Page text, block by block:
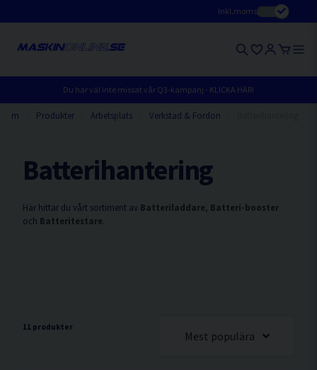
Inkl.moms
Du har väl inte missat vår Q3-kampanj - KLICKA HÄR!
Hem Produkter Arbetsplats Verkstad & Fordon
Batterihantering
Här hittar du vårt sortiment av Batteriladdare, Batteri-booster
och Batteritestare
11 produkter
Mest populära